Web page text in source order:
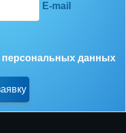
E-mail
персональных данных